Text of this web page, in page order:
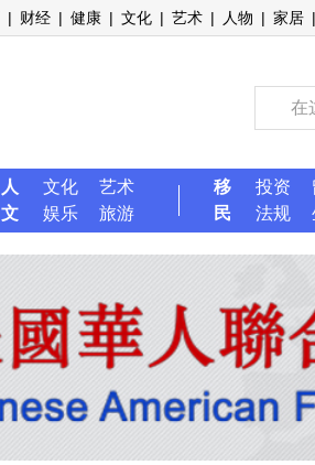
| 财经 | 健康 | 文化 | 艺术 | 人物 | 家居 |
人
文
文化
艺术
娱乐
旅游
移
民
投资
法规